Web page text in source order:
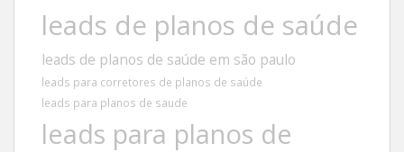
leads de planos de saúde
leads de planos de saúde em são paulo
leads para corretores de planos de saúde
leads para planos de saude
leads para planos de